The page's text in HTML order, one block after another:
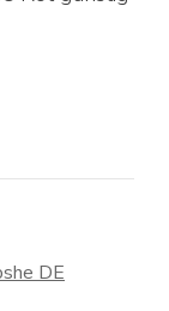
DE